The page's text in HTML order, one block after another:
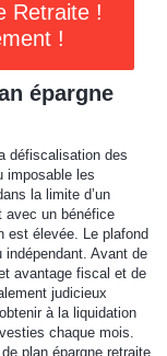
Retraite !
!
épargne
défiscalisation des
imposable les
la limite d’un
avec un bénéfice
est élevée. Le plafond
indépendant. Avant de
avantage fiscal et de
judicieux
à la liquidation
chaque mois.
plan épargne retraite